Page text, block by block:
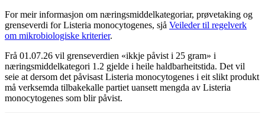
For meir informasjon om næringsmiddelkategoriar, prøvetaking og
grenseverdi for Listeria monocytogenes, sjå Veileder til regelverk
om mikrobiologiske kriterier.
Frå 01.07.26 vil grenseverdien «ikkje påvist i 25 gram» i
næringsmiddelkategori 1.2 gjelde i heile haldbarheitstida. Det vil
seie at dersom det påvisast Listeria monocytogenes i eit slikt produkt
må verksemda tilbakekalle partiet uansett mengda av Listeria
monocytogenes som blir påvist.